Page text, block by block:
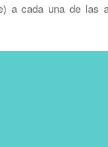
a cada una de